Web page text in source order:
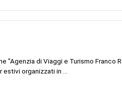
"Agenzia di Viaggi e Turismo Franco
organizzati in ...